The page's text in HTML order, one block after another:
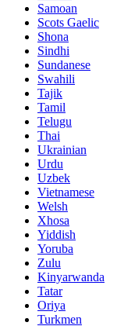
Samoan
Scots Gaelic
Shona
Sindhi
Sundanese
Swahili
Tajik
Tamil
Telugu
Thai
Ukrainian
Urdu
Uzbek
Vietnamese
Welsh
Xhosa
Yiddish
Yoruba
Zulu
Kinyarwanda
Tatar
Oriya
Turkmen